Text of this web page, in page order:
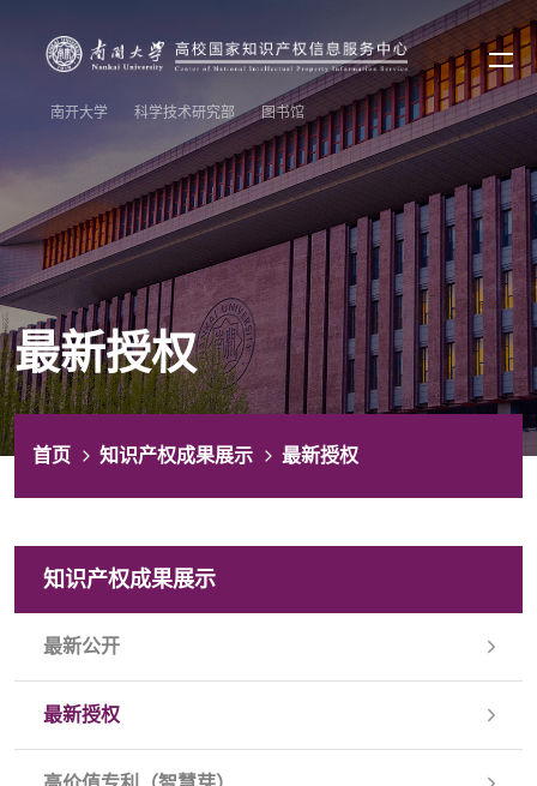
南开大学 科学技术研究部 图书馆
最新授权
首页 知识产权成果展示 最新授权
知识产权成果展示
最新公开
最新授权